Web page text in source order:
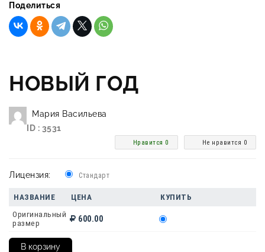
Поделиться
НОВЫЙ ГОД
Мария Васильева
ID : 3531
Не нравится 0
Нравится 0
Лицензия: Стандарт
НАЗВАНИЕ ЦЕНА
КУПИТЬ
Оригинальный
размер
600.00